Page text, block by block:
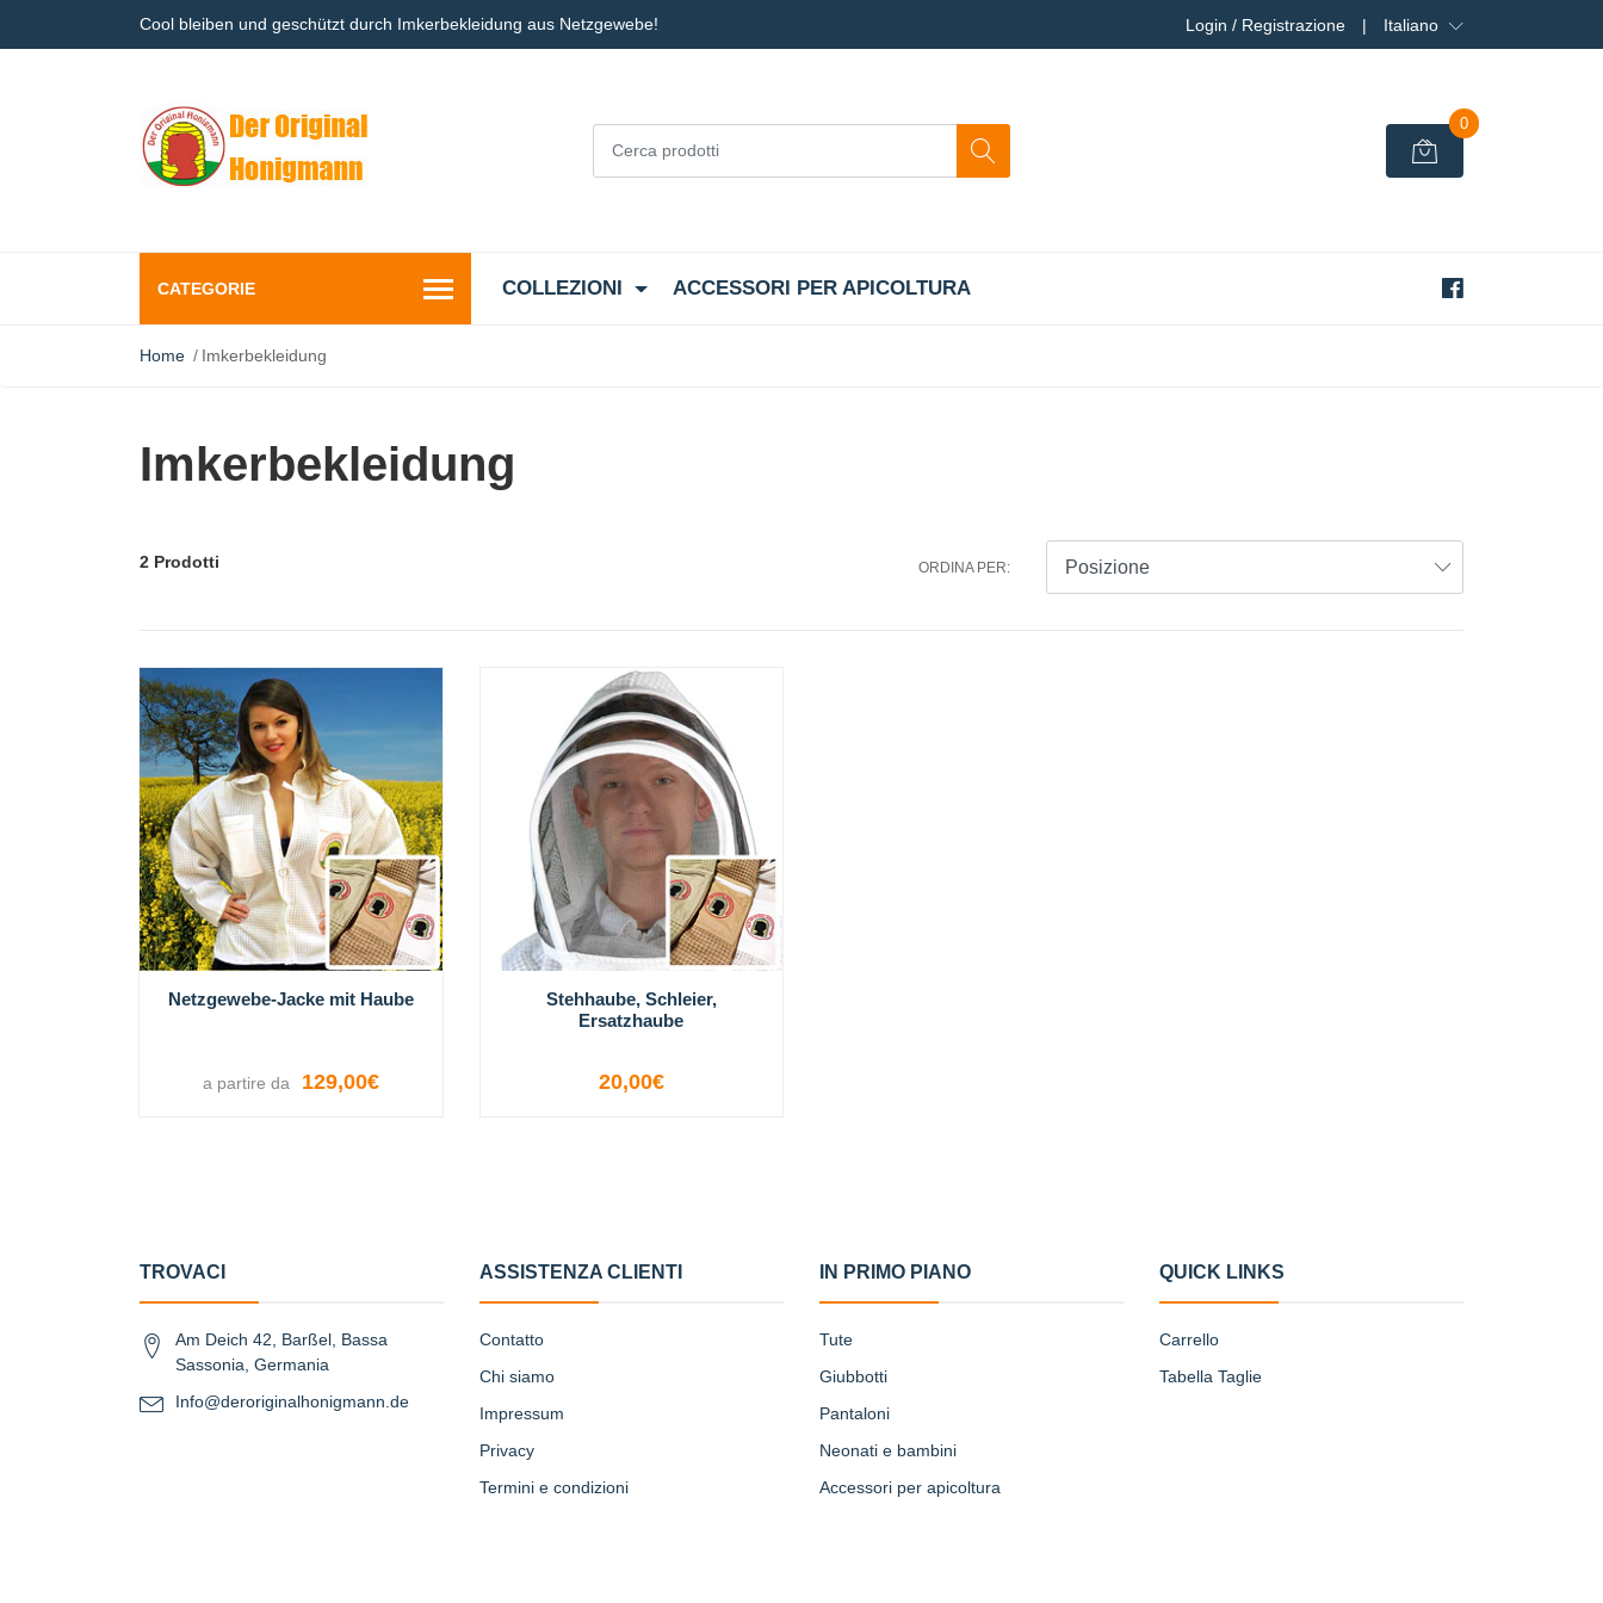
Cool bleiben und geschützt durch Imkerbekleidung aus Netzgewebe! Login / Registrazione | Italiano
0
CATEGORIE COLLEZIONI ACCESSORI PER APICOLTURA
Home Imkerbekleidung
Imkerbekleidung
2 Prodotti ORDINA PER:
Netzgewebe-Jacke mit Haube
VISUALIZZA LE OPZIONI
a partire da 129,00€
Stehhaube, Schleier,
Ersatzhaube
VISUALIZZA LE OPZIONI
20,00€
TROVACI
Am Deich 42, Barßel, Bassa
Sassonia, Germania
Info@deroriginalhonigmann.de
ASSISTENZA CLIENTI
Contatto
Chi siamo
Impressum
Privacy
Termini e condizioni
IN PRIMO PIANO
Tute
Giubbotti
Pantaloni
Neonati e bambini
Accessori per apicoltura
QUICK LINKS
Carrello
Tabella Taglie